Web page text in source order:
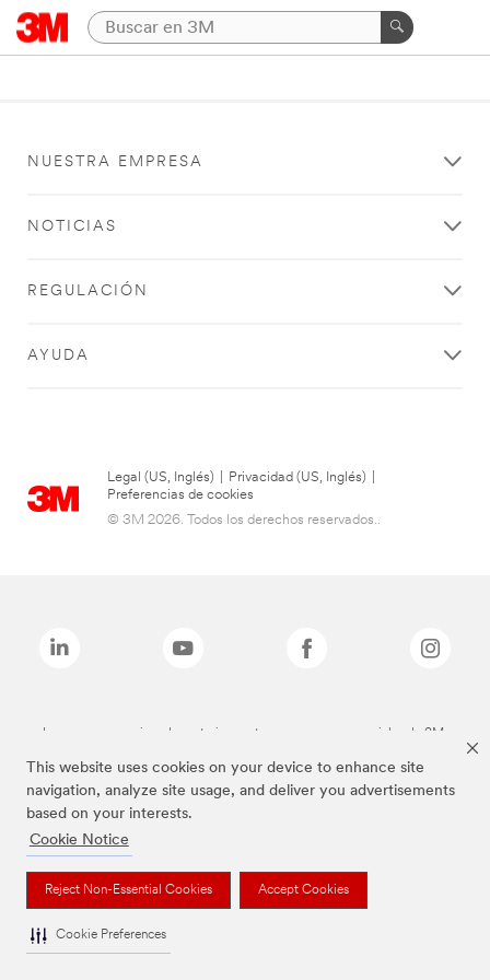
This website uses cookies on your device to enhance site
navigation, analyze site usage, and deliver you advertisements
based on your interests.
Cookie Notice
Reject Non-Essential Cookies Accept Cookies
Cookie Preferences
NUESTRA EMPRESA
NOTICIAS
REGULACIÓN
AYUDA
Legal (US, Inglés) Privacidad (US, Inglés)
Preferencias de cookies
© 3M 2026. Todos los derechos reservados..
Las marcas mencionadas anteriormente son marcas comerciales de 3M.